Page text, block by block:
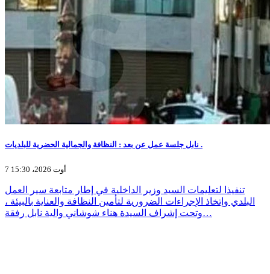
نابل جلسة عمل عن بعد : النظافة والجمالية الحضرية للبلديات .
7 أوت 2026، 15:30
تنفيذا لتعليمات السيد وزير الداخلية في إطار متابعة سير العمل
البلدي وإتخاذ الإجراءات الضرورية لتأمين النظافة والعناية بالبيئة ،
وتحت إشراف السيدة هناء شوشاني والية نابل رفقة…